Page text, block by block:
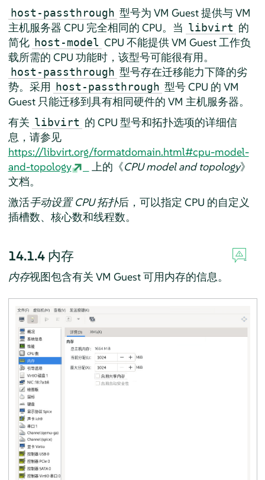
host-passthrough 型号为 VM Guest 提供与 VM
主机服务器 CPU 完全相同的 CPU。当 libvirt 的
简化 host-model CPU 不能提供 VM Guest 工作负
载所需的 CPU 功能时，该型号可能很有用。
host-passthrough 型号存在迁移能力下降的劣
势。采用
host-passthrough 型号 CPU 的 VM
Guest 只能迁移到具有相同硬件的 VM 主机服务器。
有关 libvirt 的 CPU 型号和拓扑选项的详细信
息，请参见
https://libvirt.org/formatdomain.html#cpu-model-
and-topology
上的《CPU model and topology》
文档。
激活手动设置 CPU 拓扑后，可以指定 CPU 的自定义
插槽数、核心数和线程数。
14.1.4 内存
内存视图包含有关 VM Guest 可用内存的信息。